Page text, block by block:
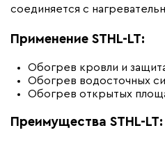
Бренд
Минимальный радиус изгиба
соединяется с
Применение STHL-LT:
Обогрев кровли и
Обогрев водосточных
Обогрев открытых
Преимущества STHL-LT: